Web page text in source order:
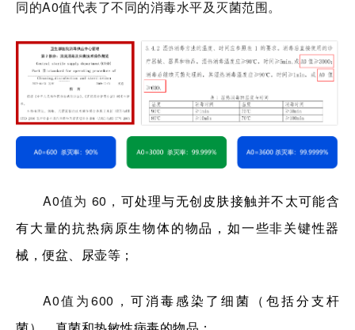
同的A0值代表了不同的消毒水平及灭菌范围。
A0值为 60， 可处理与无创皮肤接触并不太可能含
有大量的抗热病原生物体的物品，如一些非关键性器
械，便盆、尿壶等；
A0值为600，可消毒感染了细菌（包括分支杆